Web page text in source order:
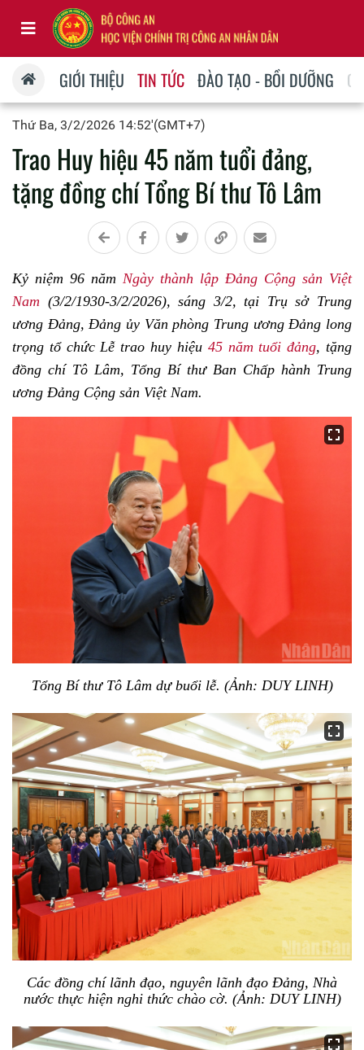
GIỚI THIỆU TIN TỨC ĐÀO TẠO - BỒI DƯỠNG
Thứ Ba, 3/2/2026 14:52'(GMT+7)
Trao Huy hiệu 45 năm tuổi đảng,
tặng đồng chí Tổng Bí thư Tô Lâm
Kỷ niệm 96 năm Ngày thành lập Đảng Cộng sản Việt
Nam (3/2/1930-3/2/2026), sáng 3/2, tại Trụ sở Trung
ương Đảng, Đảng ủy Văn phòng Trung ương Đảng long
trọng tổ chức Lễ trao huy hiệu 45 năm tuổi đảng, tặng
đồng chí Tô Lâm, Tổng Bí thư Ban Chấp hành Trung
ương Đảng Cộng sản Việt Nam.
Tổng Bí thư Tô Lâm dự buổi lễ. (Ảnh: DUY LINH)
Các đồng chí lãnh đạo, nguyên lãnh đạo Đảng, Nhà
nước thực hiện nghi thức chào cờ. (Ảnh: DUY LINH)